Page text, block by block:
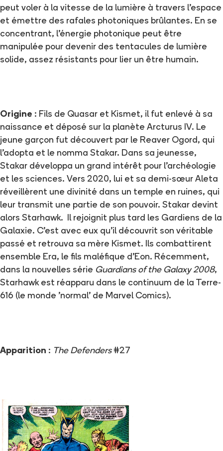
peut voler à la vitesse de la lumière à travers l'espace
et émettre des rafales photoniques brûlantes. En se
concentrant, l'énergie photonique peut être
manipulée pour devenir des tentacules de lumière
solide, assez résistants pour lier un être humain.
Origine : Fils de Quasar et Kismet, il fut enlevé à sa
naissance et déposé sur la planète Arcturus IV. Le
jeune garçon fut découvert par le Reaver Ogord, qui
l'adopta et le nomma Stakar. Dans sa jeunesse,
Stakar développa un grand intérêt pour l'archéologie
et les sciences. Vers 2020, lui et sa demi-sœur Aleta
réveillèrent une divinité dans un temple en ruines, qui
leur transmit une partie de son pouvoir. Stakar devint
alors Starhawk. Il rejoignit plus tard les Gardiens de la
Galaxie. C'est avec eux qu'il découvrit son véritable
passé et retrouva sa mère Kismet. Ils combattirent
ensemble Era, le fils maléfique d'Eon. Récemment,
dans la nouvelles série Guardians of the Galaxy 2008,
Starhawk est réapparu dans le continuum de la Terre-
616 (le monde 'normal' de Marvel Comics).
Apparition : The Defenders#27